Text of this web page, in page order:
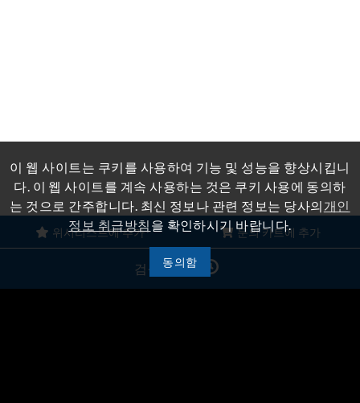
위시리스트에 추가 문의 카트에 추가
이 웹 사이트는 쿠키를 사용하여 기능 및 성능을 향상시킵니
다. 이 웹 사이트를 계속 사용하는 것은 쿠키 사용에 동의하
는 것으로 간주합니다. 최신 정보나 관련 정보는 당사의 개인
정보 취급방침 을 확인하시기 바랍니다.
동의함
검색 기록